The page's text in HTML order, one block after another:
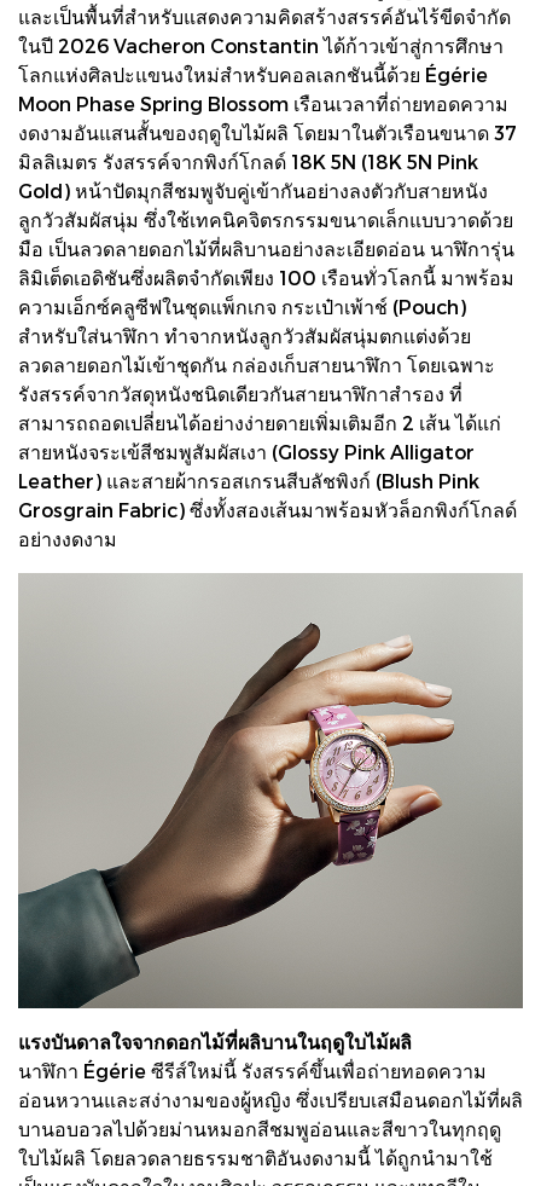
และเป็นพื้นที่สำหรับแสดงความคิดสร้างสรรค์อันไร้ขีดจำกัด
ในปี 2026 Vacheron Constantin ได้ก้าวเข้าสู่การศึกษา
โลกแห่งศิลปะแขนงใหม่สำหรับคอลเลกชันนี้ด้วย Égérie
Moon Phase Spring Blossom เรือนเวลาที่ถ่ายทอดความ
งดงามอันแสนสั้นของฤดูใบไม้ผลิ โดยมาในตัวเรือนขนาด 37
มิลลิเมตร รังสรรค์จากพิงก์โกลด์ 18K 5N (18K 5N Pink
Gold) หน้าปัดมุกสีชมพูจับคู่เข้ากันอย่างลงตัวกับสายหนัง
ลูกวัวสัมผัสนุ่ม ซึ่งใช้เทคนิคจิตรกรรมขนาดเล็กแบบวาดด้วย
มือ เป็นลวดลายดอกไม้ที่ผลิบานอย่างละเอียดอ่อน นาฬิการุ่น
ลิมิเต็ดเอดิชันซึ่งผลิตจำกัดเพียง 100 เรือนทั่วโลกนี้ มาพร้อม
ความเอ็กซ์คลูซีฟในชุดแพ็กเกจ กระเป๋าเพ้าช์ (Pouch)
สำหรับใส่นาฬิกา ทำจากหนังลูกวัวสัมผัสนุ่มตกแต่งด้วย
ลวดลายดอกไม้เข้าชุดกัน กล่องเก็บสายนาฬิกา โดยเฉพาะ
รังสรรค์จากวัสดุหนังชนิดเดียวกันสายนาฬิกาสำรอง ที่
สามารถถอดเปลี่ยนได้อย่างง่ายดายเพิ่มเติมอีก 2 เส้น ได้แก่
สายหนังจระเข้สีชมพูสัมผัสเงา (Glossy Pink Alligator
Leather) และสายผ้ากรอสเกรนสีบลัชพิงก์ (Blush Pink
Grosgrain Fabric) ซึ่งทั้งสองเส้นมาพร้อมหัวล็อกพิงก์โกลด์
อย่างงดงาม
แรงบันดาลใจจากดอกไม้ที่ผลิบานในฤดูใบไม้ผลิ
นาฬิกา Égérie ซีรีส์ใหม่นี้ รังสรรค์ขึ้นเพื่อถ่ายทอดความ
อ่อนหวานและสง่างามของผู้หญิง ซึ่งเปรียบเสมือนดอกไม้ที่ผลิ
บานอบอวลไปด้วยม่านหมอกสีชมพูอ่อนและสีขาวในทุกฤดู
ใบไม้ผลิ โดยลวดลายธรรมชาติอันงดงามนี้ ได้ถูกนำมาใช้